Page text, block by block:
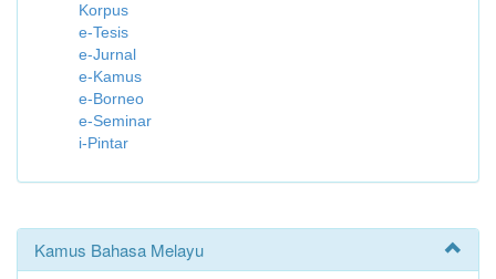
Korpus
e-Tesis
e-Jurnal
e-Kamus
e-Borneo
e-Seminar
i-Pintar
Kamus Bahasa Melayu